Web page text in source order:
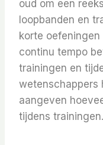
oud om een
loopbanden en
korte
continu tempo
trainingen en
wetenschappers
aangeven
tijdens trainingen.